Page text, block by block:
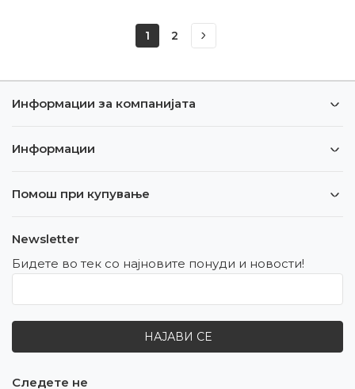
1 2
Информации за компанијата
Информации
Помош при купување
Newsletter
Бидете во тек со најновите понуди и новости!
НАЈАВИ СЕ
Следете не